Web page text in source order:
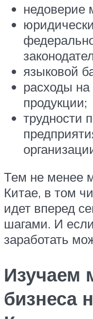
недоверие
языковой
расходы на
продукции;
трудности
Тем не менее
Китае, в том
идет вперед
шагами. И
заработать
Изучаем
бизнеса